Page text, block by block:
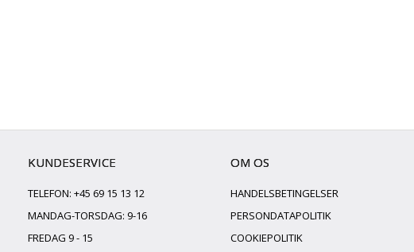
KUNDESERVICE
TELEFON: +45 69 15 13 12
MANDAG-TORSDAG: 9-16
FREDAG 9 - 15
OM OS
HANDELSBETINGELSER
PERSONDATAPOLITIK
COOKIEPOLITIK